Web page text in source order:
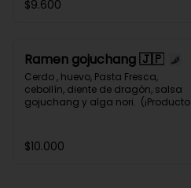
$9.600
Ramen gojuchang 🇯🇵
Cerdo , huevo, Pasta Fresca,
cebollín, diente de dragón, salsa
gojuchang y alga nori.  (¡Producto
$10.000